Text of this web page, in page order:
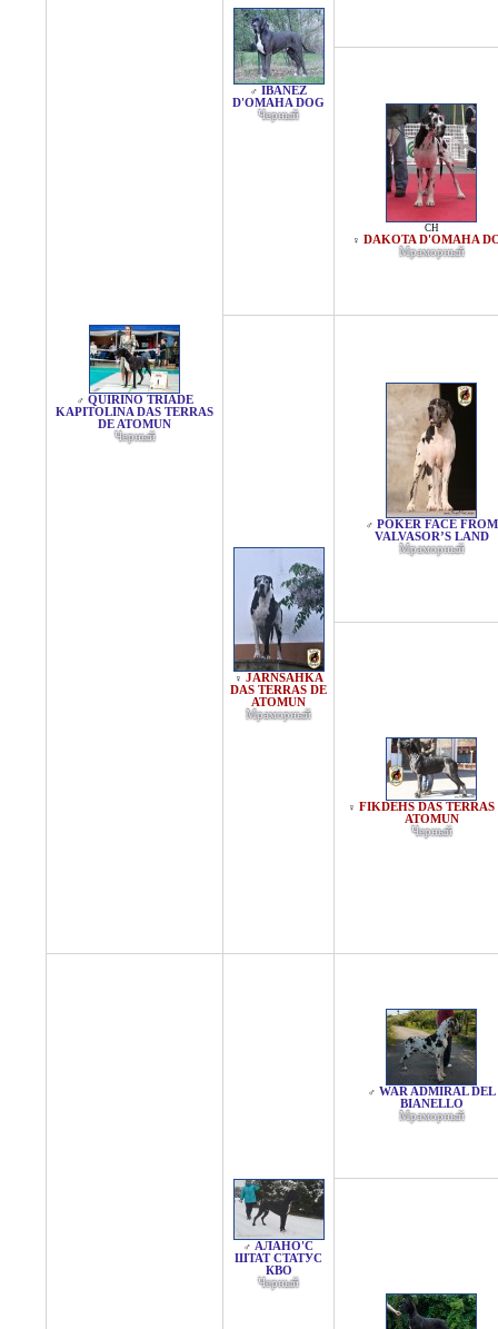
♂ QUIRINO TRIADE
KAPITOLINA DAS TERRAS
DE ATOMUN
Черный
♂ IBANEZ
D'OMAHA DOG
Черный
CH
♀ DAKOTA D'OMAHA
Мраморный
♀ JARNSAHKA
DAS TERRAS DE
ATOMUN
Мраморный
♂ POKER FACE FROM
VALVASOR’S LAND
Мраморный
♀ FIKDEHS DAS TERRAS
ATOMUN
Черный
♂ АЛАНО'С
ШТАТ СТАТУС
КВО
Черный
♂ WAR ADMIRAL DEL
BIANELLO
Мраморный